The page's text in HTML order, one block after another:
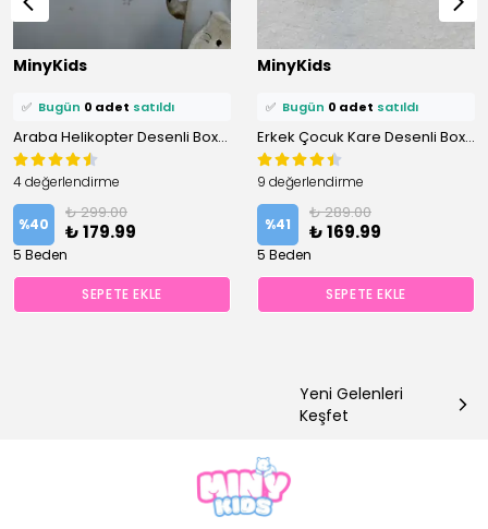
MinyKids
⭐️ Bu ürünü0 kişifavoriledi!
0 kişi
✅ Bugün 0 adet satıldı
Araba Helikopter Desenli Boxer
4 değerlendirme
%40
₺ 299.00
₺ 179.99
5 Beden
SEPETE EKLE
MinyKids
⭐️ Bu ürünü1 kişifavoriledi!
0 kişi
✅ Bugün 0 adet satıldı
Erkek Çocuk Kare Desenli Boxer
9 değerlendirme
%41
₺ 289.00
₺ 169.99
5 Beden
SEPETE EKLE
Yeni Gelenleri
Keşfet